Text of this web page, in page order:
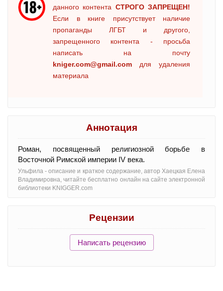
данного контента СТРОГО ЗАПРЕЩЕН!
Если в книге присутствует наличие
пропаганды ЛГБТ и другого,
запрещенного контента - просьба
написать на почту
kniger.com@gmail.com для удаления
материала
Аннотация
Роман, посвященный религиозной борьбе в
Восточной Римской империи IV века.
Ульфила - oписание и краткое содержание, автор Хаецкая Елена
Владимировна, читайте бесплатно онлайн на сайте электронной
библиотеки KNIGGER.com
Рецензии
Написать рецензию